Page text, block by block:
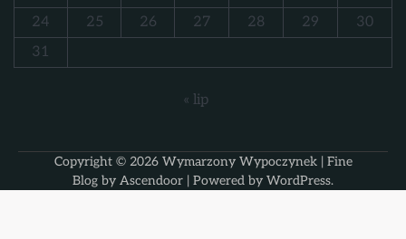
24
25 26 27 28 29
30
31
« lip
Copyright © 2026 Wymarzony Wypoczynek| Fine
Blog by Ascendoor | Powered by WordPress.